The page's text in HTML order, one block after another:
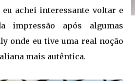
achei interessante voltar e
impressão após algumas
onde eu tive uma real noção
mais autêntica.